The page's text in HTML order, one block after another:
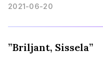
2021-06-20
”Briljant, Sissela”